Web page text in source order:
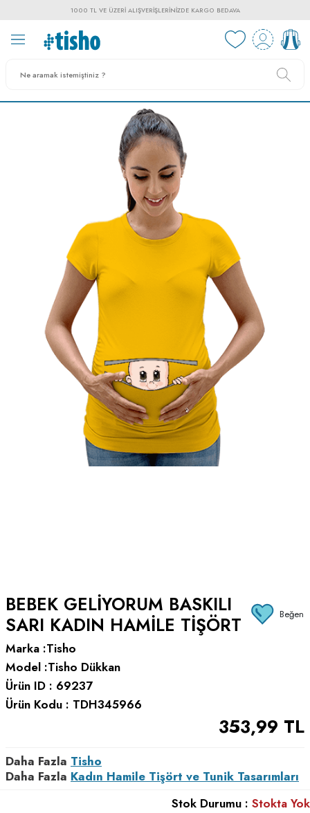
1000 TL VE ÜZERI ALIŞVERIŞLERINIZDE KARGO BEDAVA
BEBEK GELIYORUM BASKILI
SARI KADIN HAMILE TIŞÖRT
Beğen
Marka :Tisho
Model :Tisho Dükkan
Ürün ID : 69237
Ürün Kodu : TDH345966
353,99 TL
Daha Fazla Tisho
Daha Fazla Kadın Hamile Tişört ve Tunik Tasarımları
Stok Durumu : Stokta Yok